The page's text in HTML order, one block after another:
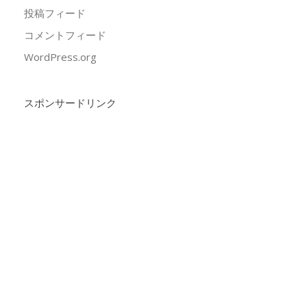
投稿フィード
コメントフィード
WordPress.org
スポンサードリンク